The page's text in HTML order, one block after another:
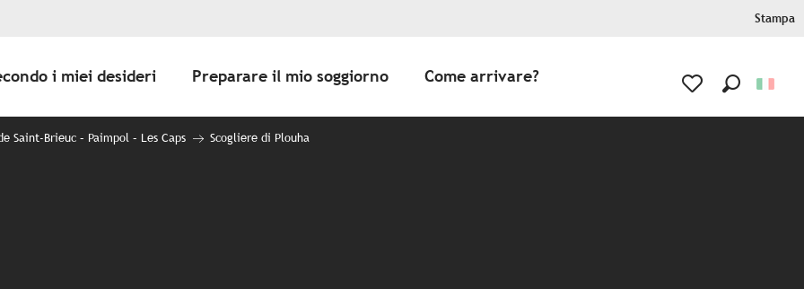
Stampa
i miei desideri Preparare il mio soggiorno Come arrivare?
Saint-Brieuc – Paimpol – Les Caps Scogliere di Plouha